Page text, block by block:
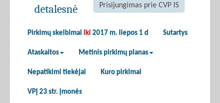
Prisijungimas prie CVP IS
Pirkimų skelbimai iki 2017 m. liepos 1 d Sutartys
Ataskaitos Metinis pirkimų planas
Nepatikimi tiekėjai Kuro pirkimai
VPĮ 23 str. įmonės
detalesnė